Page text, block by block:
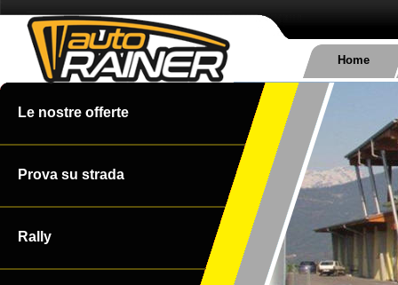
Home
Le nostre offerte
Prova su strada
Rally